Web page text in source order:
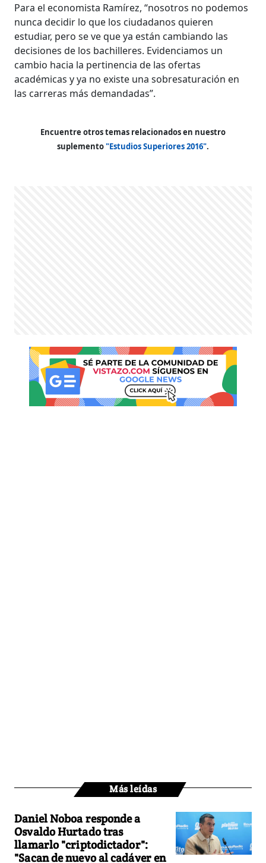
Para el economista Ramírez, “nosotros no podemos
nunca decidir lo que los ciudadanos quieren
estudiar, pero se ve que ya están cambiando las
decisiones de los bachilleres. Evidenciamos un
cambio hacia la pertinencia de las ofertas
académicas y ya no existe una sobresaturación en
las carreras más demandadas”.
Encuentre otros temas relacionados en nuestro
suplemento"Estudios Superiores 2016".
Más leídas
Daniel Noboa responde a
Osvaldo Hurtado tras
llamarlo "criptodictador":
"Sacan de nuevo al cadáver en